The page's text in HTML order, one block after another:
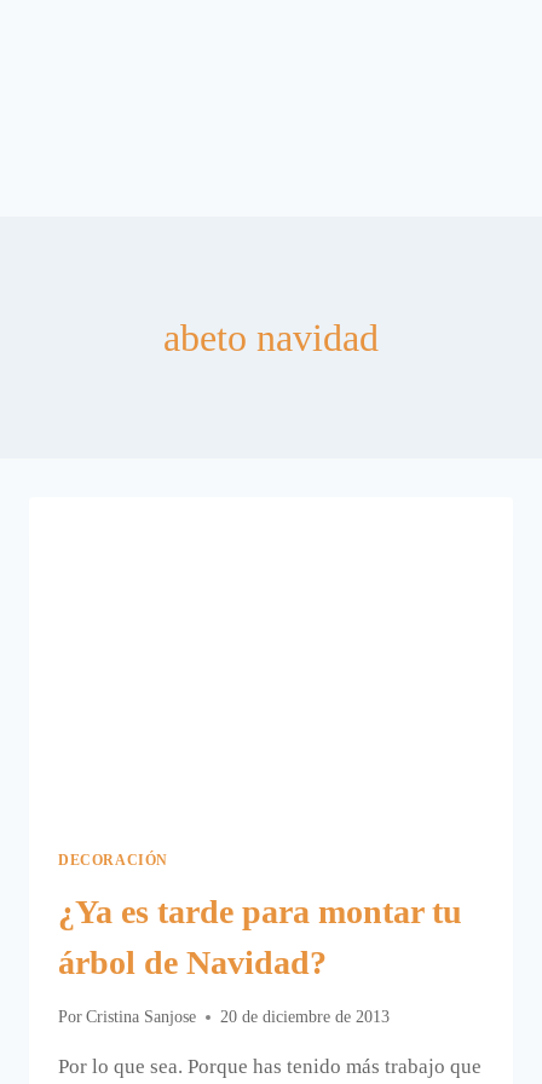
abeto navidad
DECORACIÓN
¿Ya es tarde para montar tu
árbol de Navidad?
Por Cristina Sanjose 20 de diciembre de 2013
Por lo que sea. Porque has tenido más trabajo que